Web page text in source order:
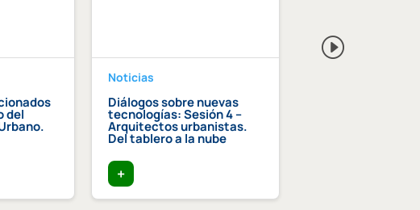
del
Noticias
Diálogos sobre nuevas
tecnologías: Sesión 4 –
Arquitectos urbanistas.
Del tablero a la nube
+